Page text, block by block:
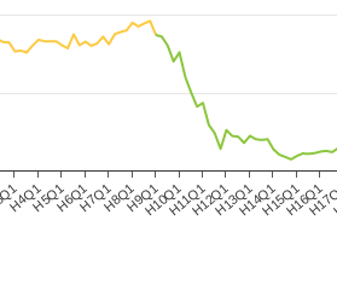
H4Q1H5Q1H6Q1H7Q1H8Q1H9Q1H10Q1H11Q1H12Q1H13Q1H14Q1H15Q1H16Q1